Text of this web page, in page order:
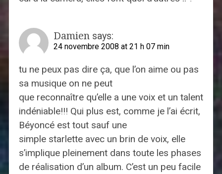
Damien says:
24 novembre 2008 at 21 h 07 min
tu ne peux pas dire ça, que l’on aime ou pas
sa musique on ne peut
que reconnaître qu’elle a une voix et un talent
indéniable!!! Qui plus est, comme je l’ai écrit,
Béyoncé est tout sauf une
simple starlette avec un brin de voix, elle
s’implique pleinement dans toute les phases
de réalisation d’un album. C’est un peu facile